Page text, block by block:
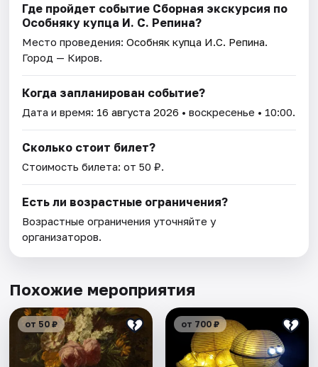
Где пройдет событие Сборная экскурсия по
Особняку купца И. С. Репина?
Место проведения:Особняк купца И.С. Репина.
Город — Киров.
Когда запланирован событие?
Дата и время: 16 августа 2026 • воскресенье • 10:00.
Сколько стоит билет?
Стоимость билета: от 50 ₽.
Есть ли возрастные ограничения?
Возрастные ограничения уточняйте у
организаторов.
Похожие мероприятия
от 50 ₽ от 700 ₽